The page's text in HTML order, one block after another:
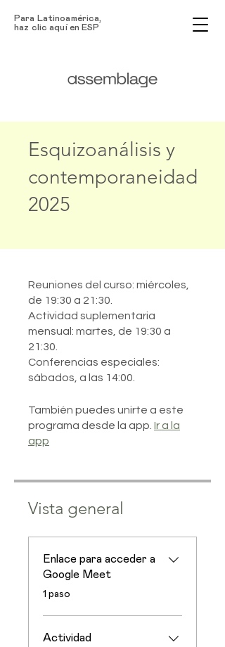
Para Latinoamérica,
haz clic aquí en ESP
Esquizoanálisis y
contemporaneidad
2025
Reuniones del curso: miércoles,
de 19:30 a 21:30.
Actividad suplementaria
mensual: martes, de 19:30 a
21:30.
Conferencias especiales:
sábados, a las 14:00.
También puedes unirte a este
programa desde la app. Ir a la
app
Vista general
Enlace para acceder a
Google Meet
.1 paso
Actividad